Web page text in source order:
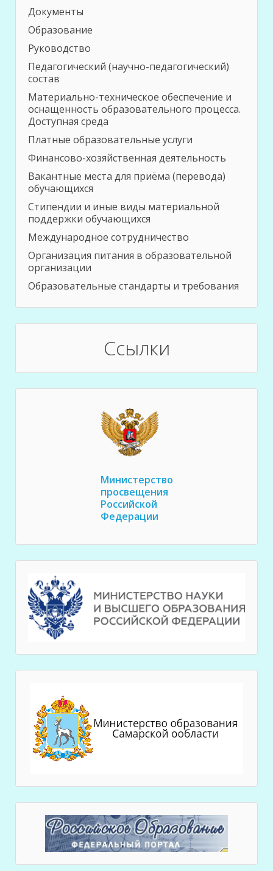
Документы
Образование
Руководство
Педагогический (научно-педагогический)
состав
Материально-техническое обеспечение и
оснащенность образовательного процесса.
Доступная среда
Платные образовательные услуги
Финансово-хозяйственная деятельность
Вакантные места для приёма (перевода)
обучающихся
Стипендии и иные виды материальной
поддержки обучающихся
Международное сотрудничество
Организация питания в образовательной
организации
Образовательные стандарты и требования
Ссылки
Министерство
просвещения
Российской
Федерации